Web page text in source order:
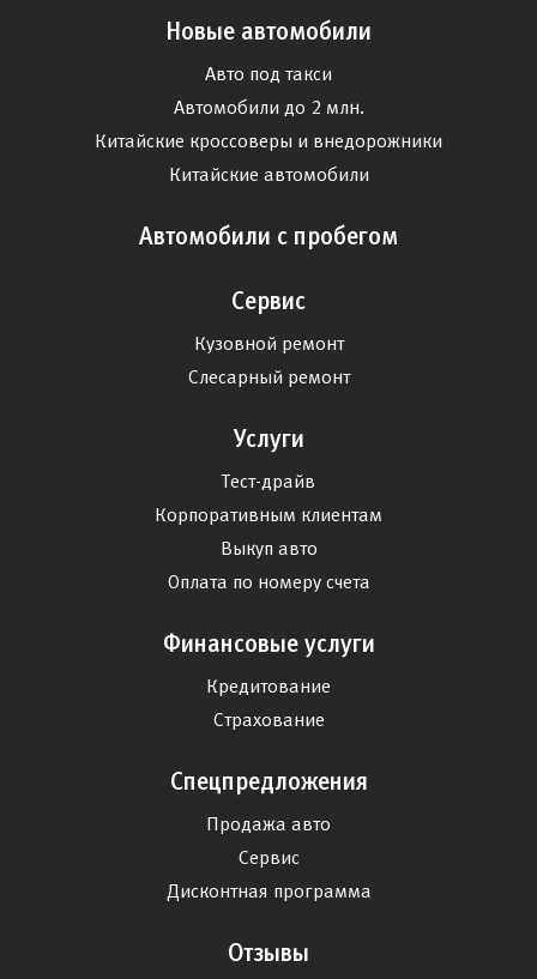
Новые автомобили
Авто под такси
Автомобили до 2 млн.
Китайские кроссоверы и внедорожники
Китайские автомобили
Автомобили с пробегом
Сервис
Кузовной ремонт
Слесарный ремонт
Услуги
Тест-драйв
Корпоративным клиентам
Выкуп авто
Оплата по номеру счета
Финансовые услуги
Кредитование
Страхование
Спецпредложения
Продажа авто
Сервис
Дисконтная программа
Отзывы